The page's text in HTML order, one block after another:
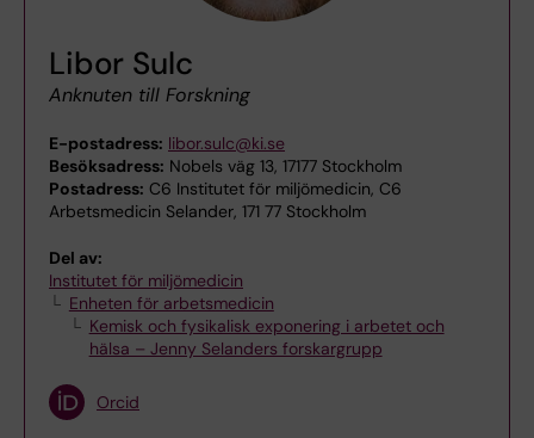
Libor Sulc
Anknuten till Forskning
E-postadress: libor.sulc@ki.se
Besöksadress: Nobels väg 13, 17177 Stockholm
Postadress: C6 Institutet för miljömedicin, C6
Arbetsmedicin Selander, 171 77 Stockholm
Del av:
Institutet för miljömedicin
Enheten för arbetsmedicin
Kemisk och fysikalisk exponering i arbetet och
hälsa – Jenny Selanders forskargrupp
Orcid